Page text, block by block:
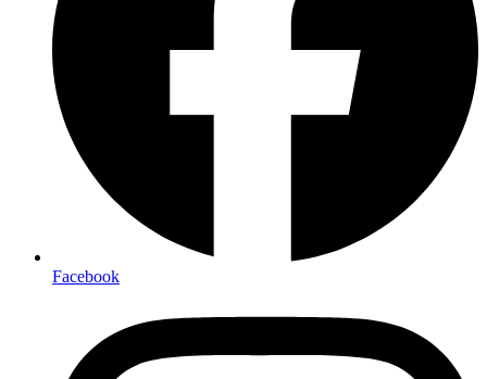
Facebook